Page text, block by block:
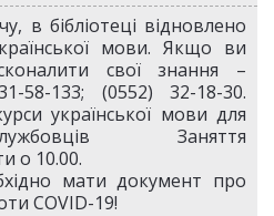
в бібліотеці відновлено
мови. Якщо ви
свої знання –
58-133; (0552) 32-18-30.
української мови для
Заняття
о 10.00.
мати документ про
COVID-19!​